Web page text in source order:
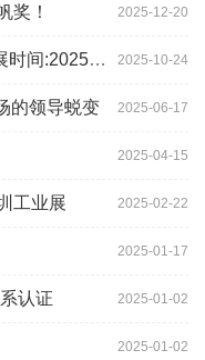
2025-12-20
奖！
2025-10-24
年10月28-
2025-06-17
的领导蜕变
2025-04-15
2025-02-22
工业展
2025-01-17
2025-01-02
认证
2025-01-02